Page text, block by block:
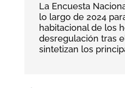
La Encuesta
lo largo de 2024
habitacional de los
desregulación tras
sintetizan los